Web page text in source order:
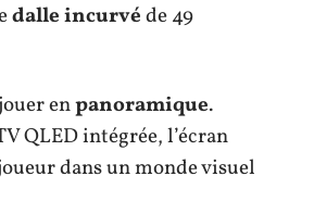
dalleincurvéde 49
enpanoramique.
QLED intégrée, l’écran
dans un monde visuel